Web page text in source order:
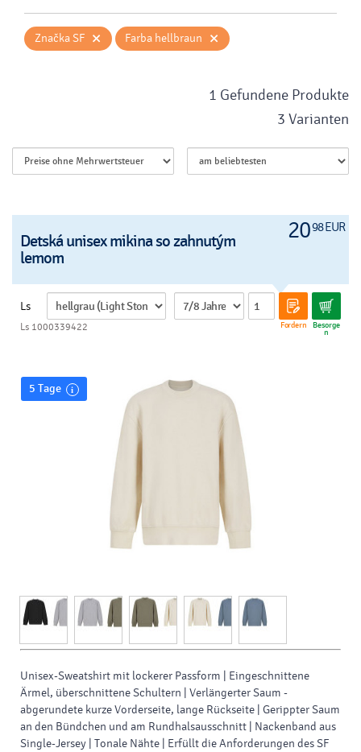
Značka SF × Farba hellbraun ×
1 Gefundene Produkte
3 Varianten
2098 EUR
Detská unisex mikina so zahnutým
lemom
Ls
Fordern Besorge
n
Ls 1000339422
5 Tage
Unisex-Sweatshirt mit lockerer Passform | Eingeschnittene
Ärmel, überschnittene Schultern | Verlängerter Saum -
abgerundete kurze Vorderseite, lange Rückseite | Gerippter Saum
an den Bündchen und am Rundhalsausschnitt | Nackenband aus
Single-Jersey | Tonale Nähte | Erfüllt die Anforderungen des SF